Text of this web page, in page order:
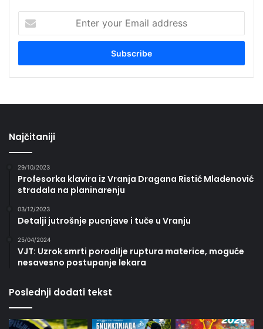
your
Email
Najčitaniji
29/10/2023
Profesorka klavira iz Vranja Dragana Ristić Mladenović
stradala na planinarenju
03/12/2023
Detalji jutrošnje pucnjave i tuče u Vranju
25/04/2024
VJT: Uzrok smrti porodilje ruptura materice, moguće
nesavesno postupanje lekara
Poslednji dodati tekst